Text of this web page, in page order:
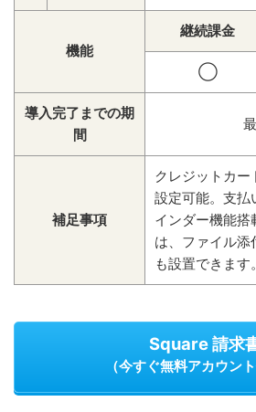
機能
継続課金
◯
導入完了までの期
間
補足事項
クレジットカ
設定可能。支払
インダー機能搭
は、ファイル添
も設置できます。
Square 請求
（今すぐ無料アカウント